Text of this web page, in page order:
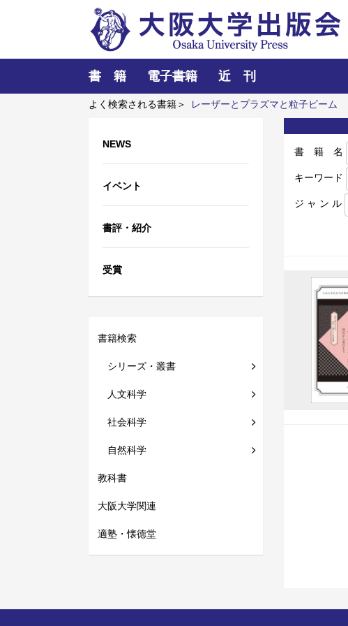
書 籍 電子書籍 近 刊
よく検索される書籍＞ レーザーとプラズマと粒子ビーム
NEWS
イベント
書評・紹介
受賞
書籍検索
シリーズ・叢書
人文科学
社会科学
自然科学
教科書
大阪大学関連
適塾・懐徳堂
書 籍 名
キーワード
ジ ャ ン ル